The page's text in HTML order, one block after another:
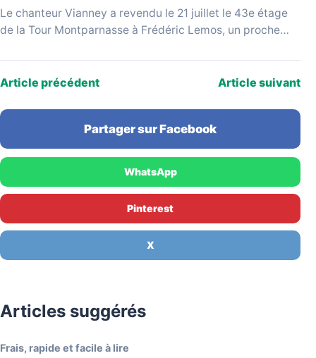
Le chanteur Vianney a revendu le 21 juillet le 43e étage
de la Tour Montparnasse à Frédéric Lemos, un proche
Article précédent Article suivant
Partager sur Facebook
WhatsApp
Pinterest
X
Articles suggérés
Frais, rapide et facile à lire